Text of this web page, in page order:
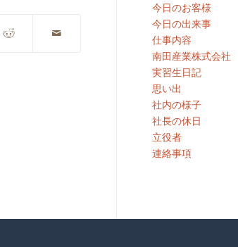
今日のお客様
今日の出来事
仕事内容
南田産業株式会社
実習生日記
思い出
社内の様子
社長の休日
立役者
連絡事項